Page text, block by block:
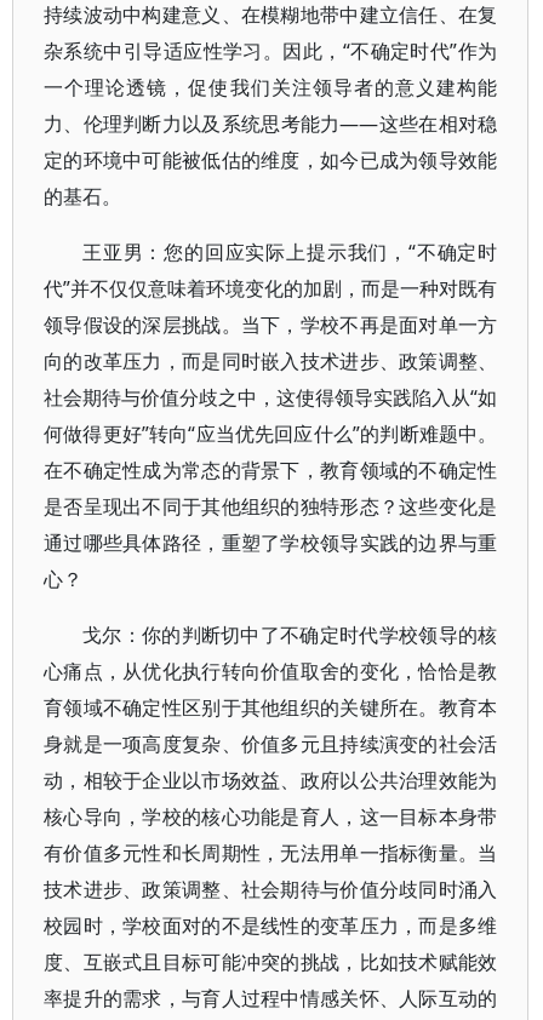
持续波动中构建意义、在模糊地带中建立信任、在复
杂系统中引导适应性学习。因此，“不确定时代”作为
一个理论透镜，促使我们关注领导者的意义建构能
力、伦理判断力以及系统思考能力——这些在相对稳
定的环境中可能被低估的维度，如今已成为领导效能
的基石。
王亚男：您的回应实际上提示我们，“不确定时
代”并不仅仅意味着环境变化的加剧，而是一种对既有
领导假设的深层挑战。当下，学校不再是面对单一方
向的改革压力，而是同时嵌入技术进步、政策调整、
社会期待与价值分歧之中，这使得领导实践陷入从“如
何做得更好”转向“应当优先回应什么”的判断难题中。
在不确定性成为常态的背景下，教育领域的不确定性
是否呈现出不同于其他组织的独特形态？这些变化是
通过哪些具体路径，重塑了学校领导实践的边界与重
心？
戈尔：你的判断切中了不确定时代学校领导的核
心痛点，从优化执行转向价值取舍的变化，恰恰是教
育领域不确定性区别于其他组织的关键所在。教育本
身就是一项高度复杂、价值多元且持续演变的社会活
动，相较于企业以市场效益、政府以公共治理效能为
核心导向，学校的核心功能是育人，这一目标本身带
有价值多元性和长周期性，无法用单一指标衡量。当
技术进步、政策调整、社会期待与价值分歧同时涌入
校园时，学校面对的不是线性的变革压力，而是多维
度、互嵌式且目标可能冲突的挑战，比如技术赋能效
率提升的需求，与育人过程中情感关怀、人际互动的